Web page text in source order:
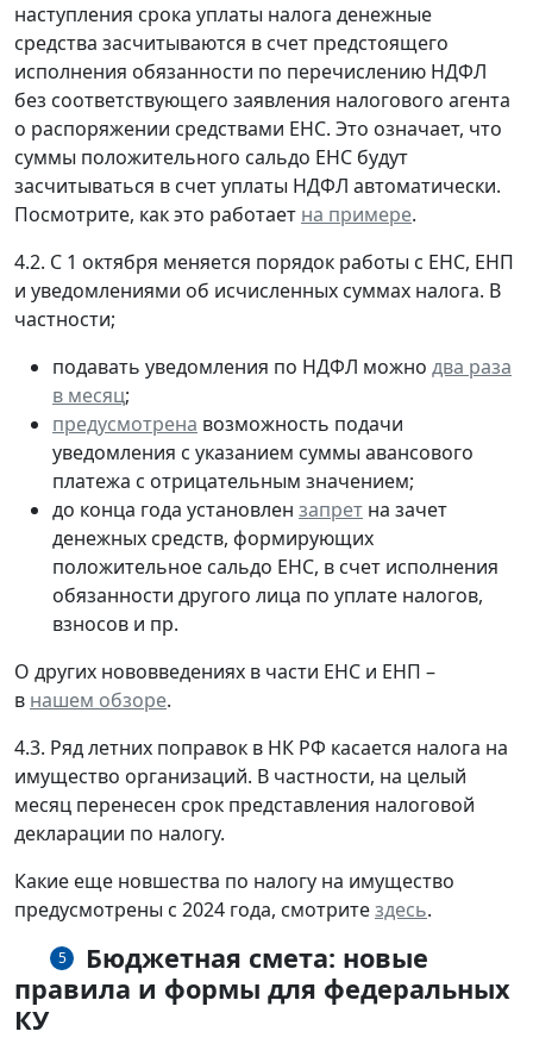
наступления срока уплаты налога денежные
средства засчитываются в счет предстоящего
исполнения обязанности по перечислению НДФЛ
без соответствующего заявления налогового агента
о распоряжении средствами ЕНС. Это означает, что
суммы положительного сальдо ЕНС будут
засчитываться в счет уплаты НДФЛ автоматически.
Посмотрите, как это работает на примере.
4.2. С 1 октября меняется порядок работы с ЕНС, ЕНП
и уведомлениями об исчисленных суммах налога. В
частности;
подавать уведомления по НДФЛ можно два раза
в месяц;
предусмотрена возможность подачи
уведомления с указанием суммы авансового
платежа с отрицательным значением;
до конца года установлен запрет на зачет
денежных средств, формирующих
положительное сальдо ЕНС, в счет исполнения
обязанности другого лица по уплате налогов,
взносов и пр.
О других нововведениях в части ЕНС и ЕНП –
в нашем обзоре.
4.3. Ряд летних поправок в НК РФ касается налога на
имущество организаций. В частности, на целый
месяц перенесен срок представления налоговой
декларации по налогу.
Какие еще новшества по налогу на имущество
предусмотрены с 2024 года, смотритездесь.
5
Бюджетная смета: новые
правила и формы для федеральных
КУ